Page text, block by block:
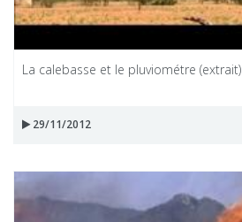
La calebasse et le pluviométre (extrait)
29/11/2012